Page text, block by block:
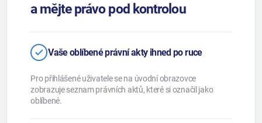
a mějte právo pod kontrolou
Vaše oblíbené právní akty ihned po ruce
Pro přihlášené uživatele se na úvodní obrazovce
zobrazuje seznam právních aktů, které si označil jako
oblíbené.